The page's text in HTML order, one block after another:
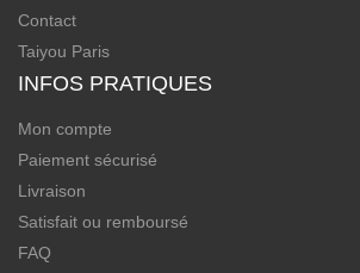
Contact
Taiyou Paris
INFOS PRATIQUES
Mon compte
Paiement sécurisé
Livraison
Satisfait ou remboursé
FAQ